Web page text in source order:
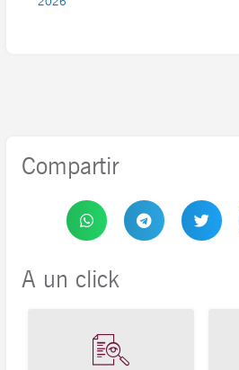
Compartir
A un click